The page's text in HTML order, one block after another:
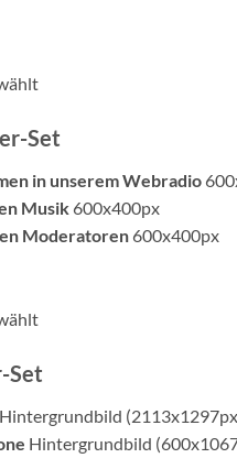
Set
in unserem Webradio
Musik 600x400px
Moderatoren 600x400px
Set
Hintergrundbild
Hintergrundbild